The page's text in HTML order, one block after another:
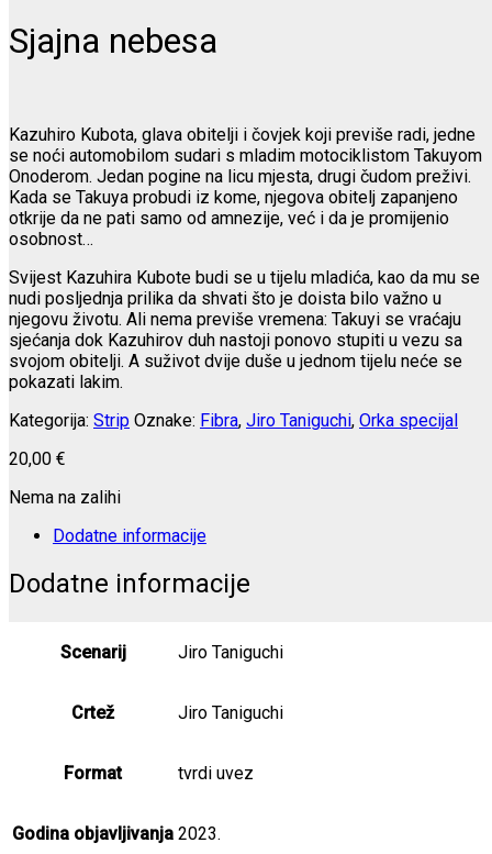
Sjajna nebesa
Kazuhiro Kubota, glava obitelji i čovjek koji previše radi, jedne
se noći automobilom sudari s mladim motociklistom Takuyom
Onoderom. Jedan pogine na licu mjesta, drugi čudom preživi.
Kada se Takuya probudi iz kome, njegova obitelj zapanjeno
otkrije da ne pati samo od amnezije, već i da je promijenio
osobnost…
Svijest Kazuhira Kubote budi se u tijelu mladića, kao da mu se
nudi posljednja prilika da shvati što je doista bilo važno u
njegovu životu. Ali nema previše vremena: Takuyi se vraćaju
sjećanja dok Kazuhirov duh nastoji ponovo stupiti u vezu sa
svojom obitelji. A suživot dvije duše u jednom tijelu neće se
pokazati lakim.
Kategorija: Strip Oznake: Fibra, Jiro Taniguchi, Orka specijal
20,00 €
Nema na zalihi
Dodatne informacije
Dodatne informacije
Scenarij Jiro Taniguchi
Crtež Jiro Taniguchi
Format tvrdi uvez
Godina objavljivanja 2023.